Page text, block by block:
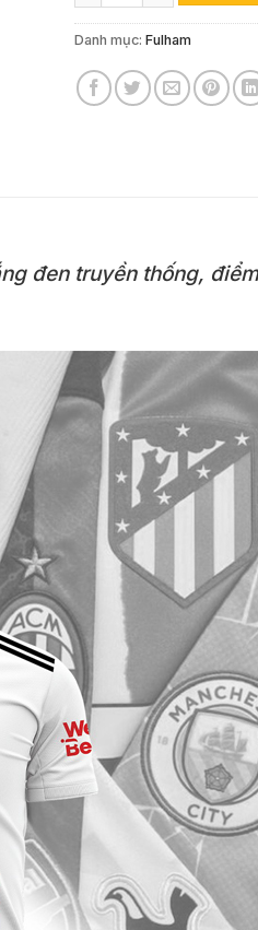
Danh mục: Fulham
đen truyền thống,